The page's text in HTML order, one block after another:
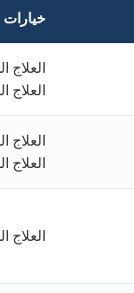
خيارات
العلاج
العلاج
العلاج
العلاج
العلاج